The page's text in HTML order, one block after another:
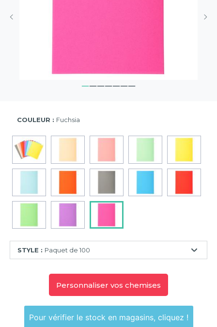
COULEUR : Fuchsia
STYLE : Paquet de 100
Personnaliser vos chemises
Pour vérifier le stock en magasins, cliquez !